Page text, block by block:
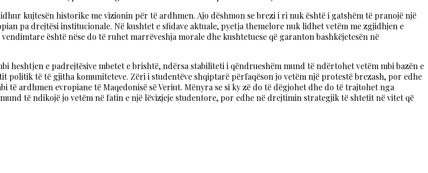
kujtesën historike me vizionin për të ardhmen. Ajo dëshmon se brezi i ri nuk është i gatshëm të pranojë një
pa drejtësi institucionale. Në kushtet e sfidave aktuale, pyetja themelore nuk lidhet vetëm me zgjidhjen e
është nëse do të ruhet marrëveshja morale dhe kushtetuese që garanton bashkëjetesën në
heshtjen e padrejtësive mbetet e brishtë, ndërsa stabiliteti i qëndrueshëm mund të ndërtohet vetëm mbi bazën e
politik të të gjitha komuniteteve. Zëri i studentëve shqiptarë përfaqëson jo vetëm një protestë brezash, por edhe
ardhmen evropiane të Maqedonisë së Veriut. Mënyra se si ky zë do të dëgjohet dhe do të trajtohet nga
të ndikojë jo vetëm në fatin e një lëvizjeje studentore, por edhe në drejtimin strategjik të shtetit në vitet që